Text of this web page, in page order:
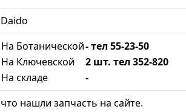
Daido
На Ботанической- тел 55-23-50
На Ключевской
2 шт. тел 352-820
На складе
-
что нашли запчасть на сайте.